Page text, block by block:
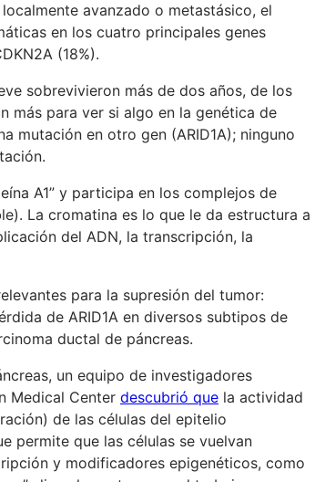
avanzado o metastásico, el
en los cuatro principales genes
(18%).
sobrevivieron más de dos años, de los
más para ver si algo en la genética de
mutación en otro gen (ARID1A); ninguno
A1” y participa en los complejos de
La cromatina es lo que le da estructura a
del ADN, la transcripción, la
para la supresión del tumor:
de ARID1A en diversos subtipos de
ductal de páncreas.
un equipo de investigadores
Medical Center descubrió que la actividad
de las células del epitelio
permite que las células se vuelvan
y modificadores epigenéticos, como